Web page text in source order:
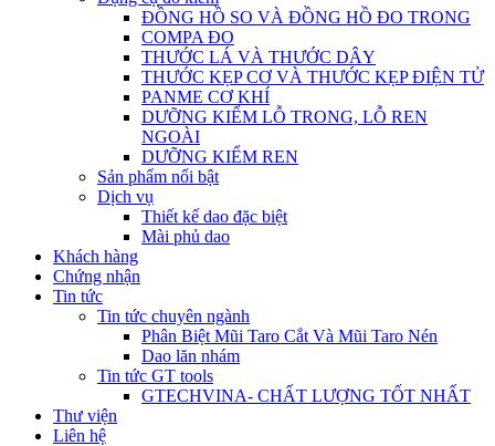
ĐỒNG HỒ SO VÀ ĐỒNG HỒ ĐO TRONG
COMPA ĐO
THƯỚC LÁ VÀ THƯỚC DÂY
THƯỚC KẸP CƠ VÀ THƯỚC KẸP ĐIỆN TỬ
PANME CƠ KHÍ
DƯỠNG KIỂM LỖ TRONG, LỖ REN
NGOÀI
DƯỠNG KIỂM REN
Sản phẩm nổi bật
Dịch vụ
Thiết kế dao đặc biệt
Mài phủ dao
Khách hàng
Chứng nhận
Tin tức
Tin tức chuyên ngành
Phân Biệt Mũi Taro Cắt Và Mũi Taro Nén
Dao lăn nhám
Tin tức GT tools
GTECHVINA- CHẤT LƯỢNG TỐT NHẤT
Thư viện
Liên hệ